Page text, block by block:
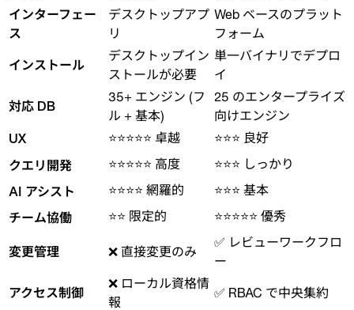
インターフェー
ス
デスクトップアプ
リ
Web ベースのプラット
フォーム
インストール
デスクトップイン
ストールが必要
単一バイナリでデプロ
イ
対応 DB
35+ エンジン (フ
ル + 基本)
25 のエンタープライズ
向けエンジン
UX
⭐⭐⭐⭐⭐ 卓越
⭐⭐⭐ 良好
クエリ開発
⭐⭐⭐⭐⭐ 高度
⭐⭐⭐ しっかり
AI アシスト
⭐⭐⭐⭐ 網羅的
⭐⭐⭐ 基本
チーム協働
⭐⭐ 限定的 ⭐⭐⭐⭐⭐ 優秀
変更管理 ❌ 直接変更のみ
✅ レビューワークフロ
ー
アクセス制御
❌ ローカル資格情
報
✅ RBAC で中央集約